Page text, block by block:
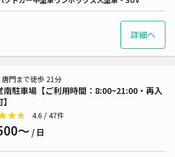
詳細へ
南駐車場【ご利用時間：8:00~21:00・再入
唐門まで徒歩 21分
4.6 / 47件
〜 / 日